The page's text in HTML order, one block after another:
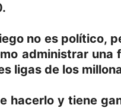
no es político,
administrar una
ligas de los
hacerlo y tiene